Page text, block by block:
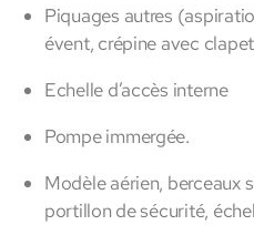
Piquages autres
évent, crépine avec
Echelle d’accès interne
Pompe immergée.
Modèle aérien, berceaux
portillon de sécurité,